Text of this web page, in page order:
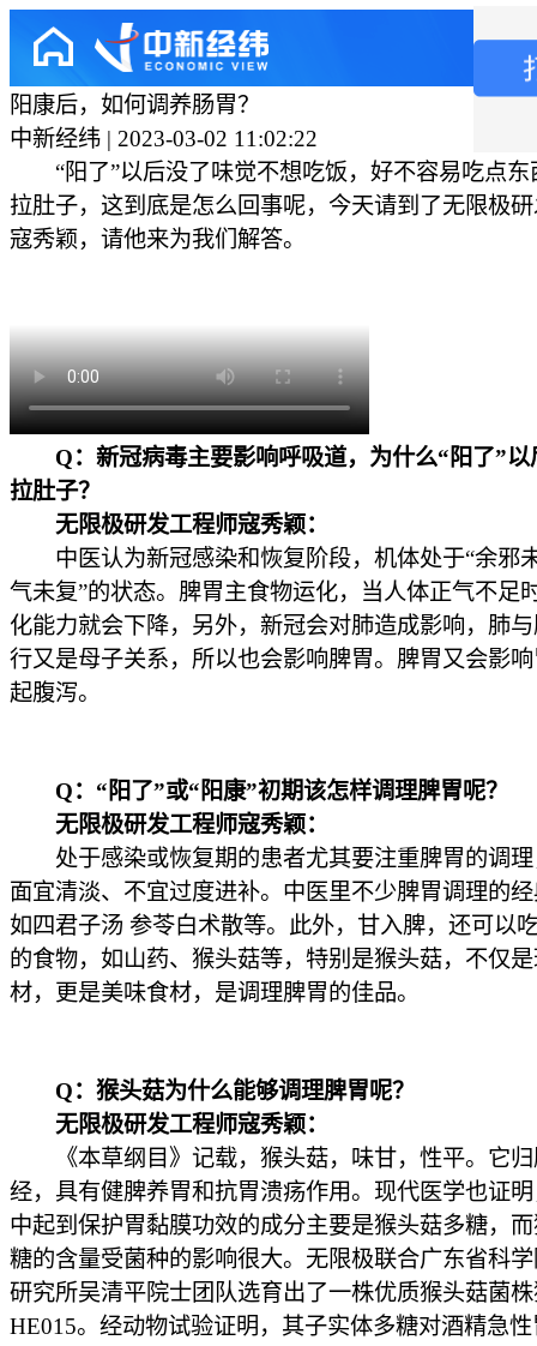
阳康后，如何调养肠胃？
中新经纬 | 2023-03-02 11:02:22
“阳了”以后没了味觉不想吃饭，好不容易吃点东
拉肚子，这到底是怎么回事呢，今天请到了无限极
寇秀颖，请他来为我们解答。
Q：新冠病毒主要影响呼吸道，为什么“阳了”以
拉肚子？
无限极研发工程师寇秀颖：
中医认为新冠感染和恢复阶段，机体处于“余邪
气未复”的状态。脾胃主食物运化，当人体正气不足
化能力就会下降，另外，新冠会对肺造成影响，肺
行又是母子关系，所以也会影响脾胃。脾胃又会影
起腹泻。
Q：“阳了”或“阳康”初期该怎样调理脾胃呢？
无限极研发工程师寇秀颖：
处于感染或恢复期的患者尤其要注重脾胃的调理
面宜清淡、不宜过度进补。中医里不少脾胃调理的
如四君子汤 参苓白术散等。此外，甘入脾，还可以
的食物，如山药、猴头菇等，特别是猴头菇，不仅
材，更是美味食材，是调理脾胃的佳品。
Q：猴头菇为什么能够调理脾胃呢？
无限极研发工程师寇秀颖：
《本草纲目》记载，猴头菇，味甘，性平。它归
经，具有健脾养胃和抗胃溃疡作用。现代医学也证
中起到保护胃黏膜功效的成分主要是猴头菇多糖，
糖的含量受菌种的影响很大。无限极联合广东省科
研究所吴清平院士团队选育出了一株优质猴头菇菌
HE015。经动物试验证明，其子实体多糖对酒精急